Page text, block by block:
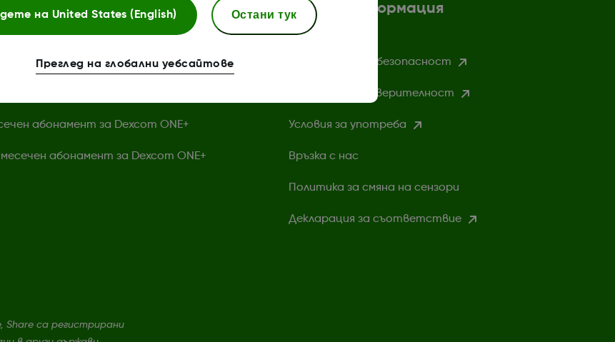
Dexcom ONE+
Dexcom ONE+
абонамент за Dexcom ONE+
абонамент за Dexcom ONE+
Повече информация
Информация за безопасност
Политика за поверителност
Условия за употреба
Връзка с нас
Политика за смяна на сензори
Декларация за съответствие
Share са регистрирани
на United States (English) Остани тук
Преглед на глобални уебсайтове